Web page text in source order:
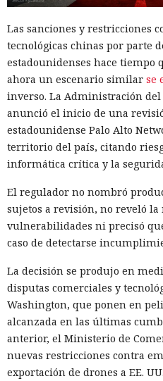
Las sanciones y restricciones
tecnológicas chinas por parte
estadounidenses hace
ahora un escenario similar se
inverso. La Administración del
anunció el inicio de una
estadounidense Palo Alto
territorio del país, citando
informática crítica y la
El regulador no nombró
sujetos a revisión, no reveló
vulnerabilidades ni precisó
caso de detectarse
La decisión se produjo en
disputas comerciales y
Washington, que ponen en
alcanzada en las últimas
anterior, el Ministerio de
nuevas restricciones contra
exportación de drones a EE.